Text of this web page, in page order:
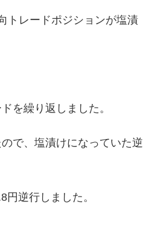
トレードポジションが塩漬
を繰り返しました。
で、塩漬けになっていた逆
逆行しました。